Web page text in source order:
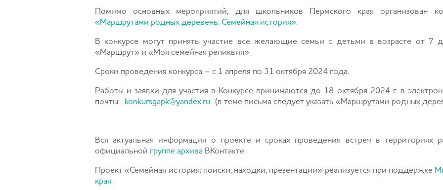
Помимо основных мероприятий, для школьников Пермского края организован
«Маршрутами родных деревень. Семейная история».
В конкурсе могут принять участие все желающие семьи с детьми в возрасте от 7
«Маршрут» и «Моя семейная реликвия».
Сроки проведения конкурса – с 1 апреля по 31 октября 2024 года.
Работы и заявки для участия в Конкурсе принимаются до 18 октября 2024 г. в
почты:
konkursgapk@yandex.ru (в теме письма следует указать «Маршрутами родных
Вся актуальная информация о проекте и сроках проведения встреч в территориях
официальной группе архива ВКонтакте.
Проект «Семейная история: поиски, находки, презентации» реализуется при поддержке
края.